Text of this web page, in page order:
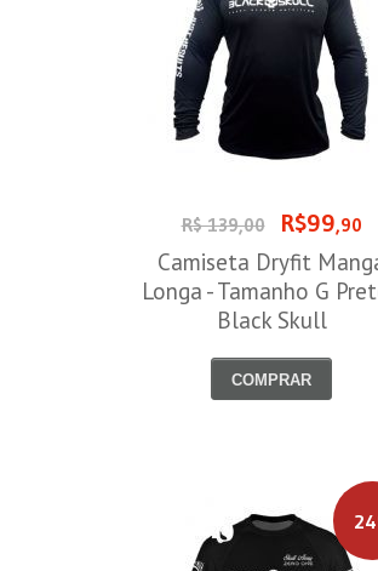
R$ 139,00 R$99,90
Camiseta Dryfit
Longa - Tamanho G
Black Skull
COMPRAR